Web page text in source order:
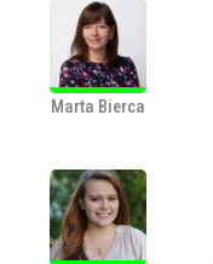
Marta Bierca